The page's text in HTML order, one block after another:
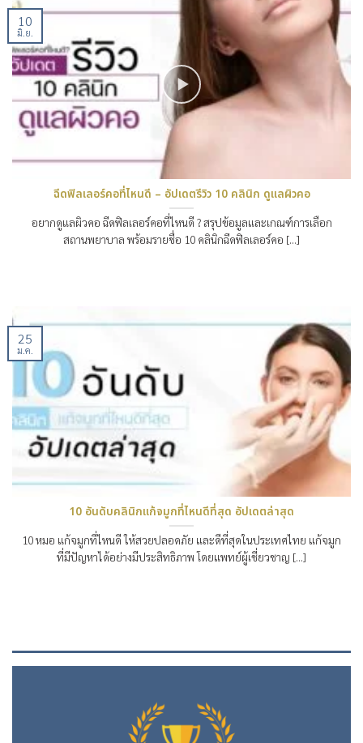
ฉีดฟิลเลอร์คอที่ไหนดี – อัปเดตรีวิว 10 คลินิก ดูแลผิวคอ
อยากดูแลผิวคอ ฉีดฟิลเลอร์คอที่ไหนดี ? สรุปข้อมูลและเกณฑ์การเลือก
สถานพยาบาล พร้อมรายชื่อ 10 คลินิกฉีดฟิลเลอร์คอ [...]
10
มิ.ย.
10 อันดับคลินิกแก้จมูกที่ไหนดีที่สุด อัปเดตล่าสุด
10 หมอ แก้จมูกที่ไหนดี ให้สวยปลอดภัย และดีที่สุดในประเทศไทย แก้จมูก
ที่มีปัญหาได้อย่างมีประสิทธิภาพ โดยแพทย์ผู้เชี่ยวชาญ [...]
25
ม.ค.